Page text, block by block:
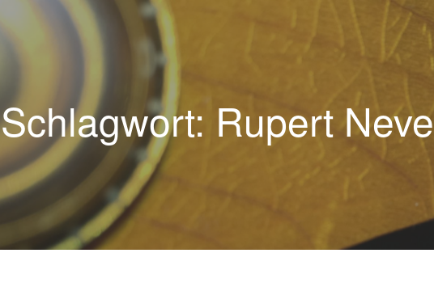
Schlagwort: Rupert Neve